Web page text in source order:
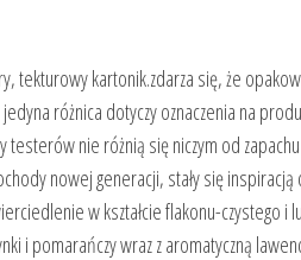
tekturowy kartonik.zdarza się, że
różnica dotyczy oznaczenia na
nie różnią się niczym od
nowej generacji, stały się
w kształcie flakonu-czystego i
i pomarańczy wraz z aromatyczną